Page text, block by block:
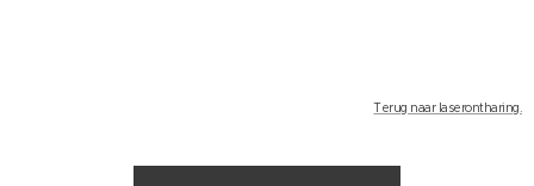
Terug naar laserontharing.